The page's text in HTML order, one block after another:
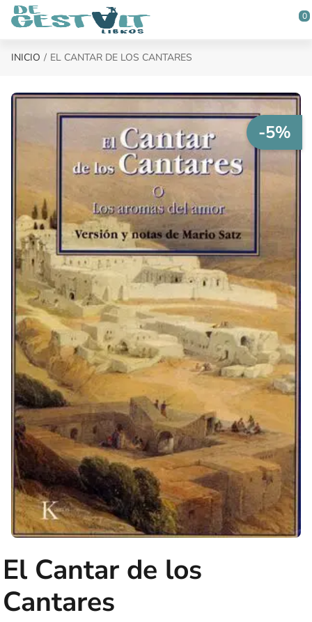
Saltar al contenido principal
0
INICIO EL CANTAR DE LOS CANTARES
-5%
El Cantar de los
Cantares